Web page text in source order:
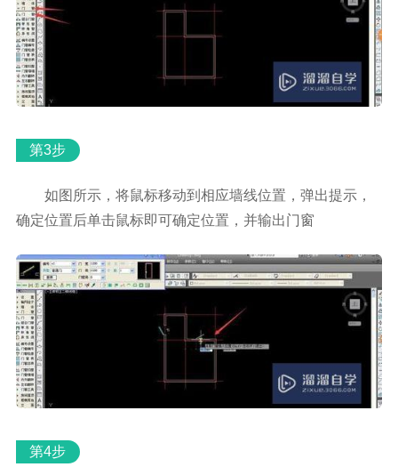
第3步
如图所示，将鼠标移动到相应墙线位置，弹出提示，
确定位置后单击鼠标即可确定位置，并输出门窗
第4步